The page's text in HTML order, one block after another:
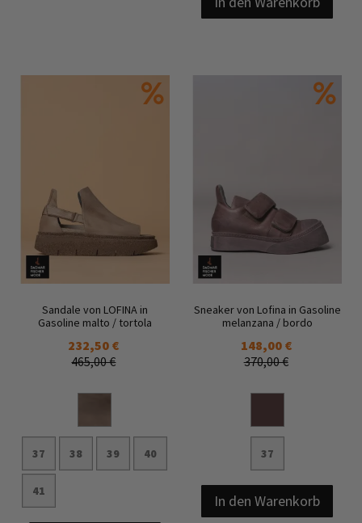
Sandale von LOFINA in
Gasoline malto / tortola
232,50 €
465,00 €
37 38 39 40
41
Sneaker von Lofina in Gasoline
melanzana / bordo
148,00 €
370,00 €
37
In den Warenkorb